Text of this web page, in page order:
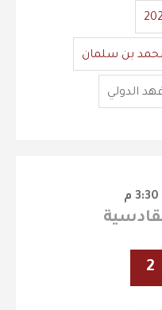
بن سلمان
الدولي
2